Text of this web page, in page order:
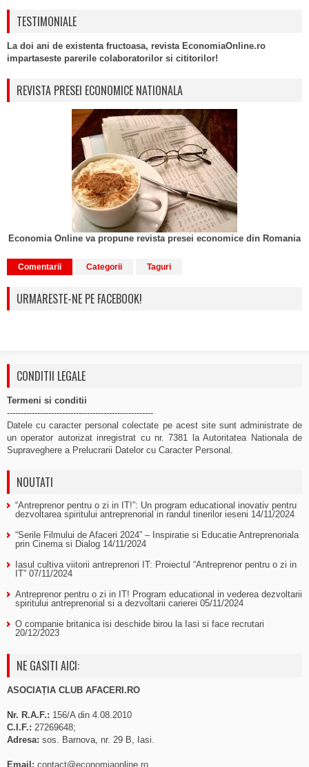
TESTIMONIALE
La doi ani de existenta fructoasa, revista EconomiaOnline.ro
impartaseste parerile colaboratorilor si cititorilor!
REVISTA PRESEI ECONOMICE NATIONALA
Economia Online va propune revista presei economice din Romania
Comentarii Categorii Taguri
URMARESTE-NE PE FACEBOOK!
CONDITII LEGALE
Termeni si conditii
-----------------------------------------------------
Datele cu caracter personal colectate pe acest site sunt administrate de
un operator autorizat inregistrat cu nr. 7381 la Autoritatea Nationala de
Supraveghere a Prelucrarii Datelor cu Caracter Personal.
NOUTATI
“Antreprenor pentru o zi in IT!”: Un program educational inovativ pentru
dezvoltarea spiritului antreprenorial in randul tinerilor ieseni 14/11/2024
“Serile Filmului de Afaceri 2024” – Inspiratie si Educatie Antreprenoriala
prin Cinema si Dialog 14/11/2024
Iasul cultiva viitorii antreprenori IT: Proiectul “Antreprenor pentru o zi in
IT” 07/11/2024
Antreprenor pentru o zi in IT! Program educational in vederea dezvoltarii
spiritului antreprenorial si a dezvoltarii carierei 05/11/2024
O companie britanica isi deschide birou la Iasi si face recrutari
20/12/2023
NE GASITI AICI:
ASOCIAȚIA CLUB AFACERI.RO
Nr. R.A.F.: 156/A din 4.08.2010
C.I.F.: 27269648;
Adresa: sos. Barnova, nr. 29 B, Iasi.
Email: contact@economiaonline.ro